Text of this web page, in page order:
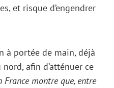
et risque d’engendrer
à portée de main, déjà
afin d’atténuer ce
France montre que, entre